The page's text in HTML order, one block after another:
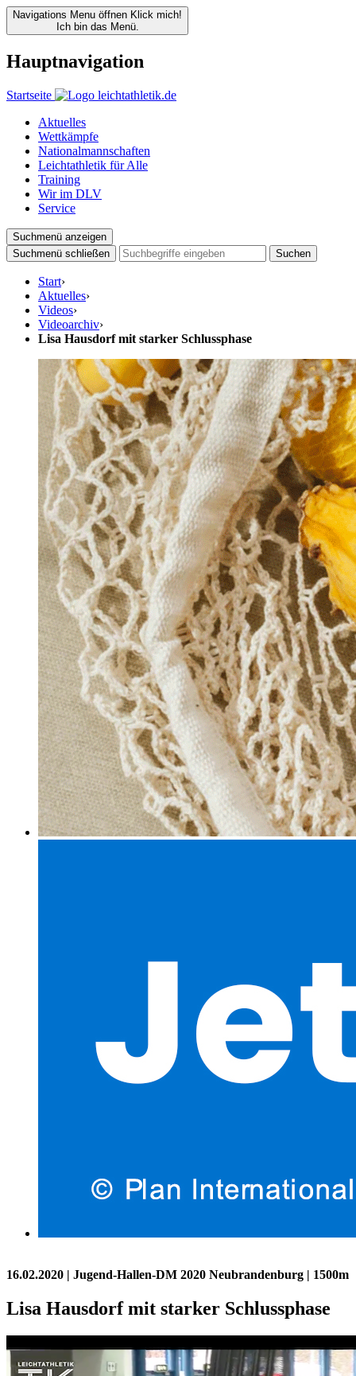
Navigations Menu öffnen Klick mich!
Ich bin das Menü.
Hauptnavigation
Startseite
Aktuelles
Wettkämpfe
Nationalmannschaften
Leichtathletik für Alle
Training
Wir im DLV
Service
Suchmenü anzeigen
Suchmenü schließen
Suchen
Start›
Aktuelles›
Videos›
Videoarchiv›
Lisa Hausdorf mit starker Schlussphase
16.02.2020 | Jugend-Hallen-DM 2020 Neubrandenburg | 1500m
Lisa Hausdorf mit starker Schlussphase